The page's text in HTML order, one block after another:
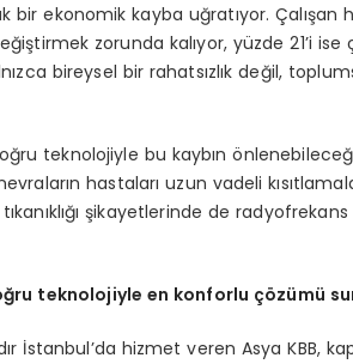
bir ekonomik kayba uğratıyor. Çalışan
zorunda kalıyor, yüzde 21’i
bireysel bir rahatsızlık değil,
teknolojiyle bu kaybın
hastaları uzun vadeli
tıkanıklığı şikayetlerinde de
teknolojiyle en konforlu çözümü
İstanbul’da hizmet veren Asya KBB,